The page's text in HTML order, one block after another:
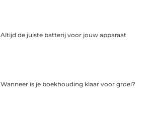
Altijd de juiste batterij voor jouw apparaat
Wanneer is je boekhouding klaar voor groei?